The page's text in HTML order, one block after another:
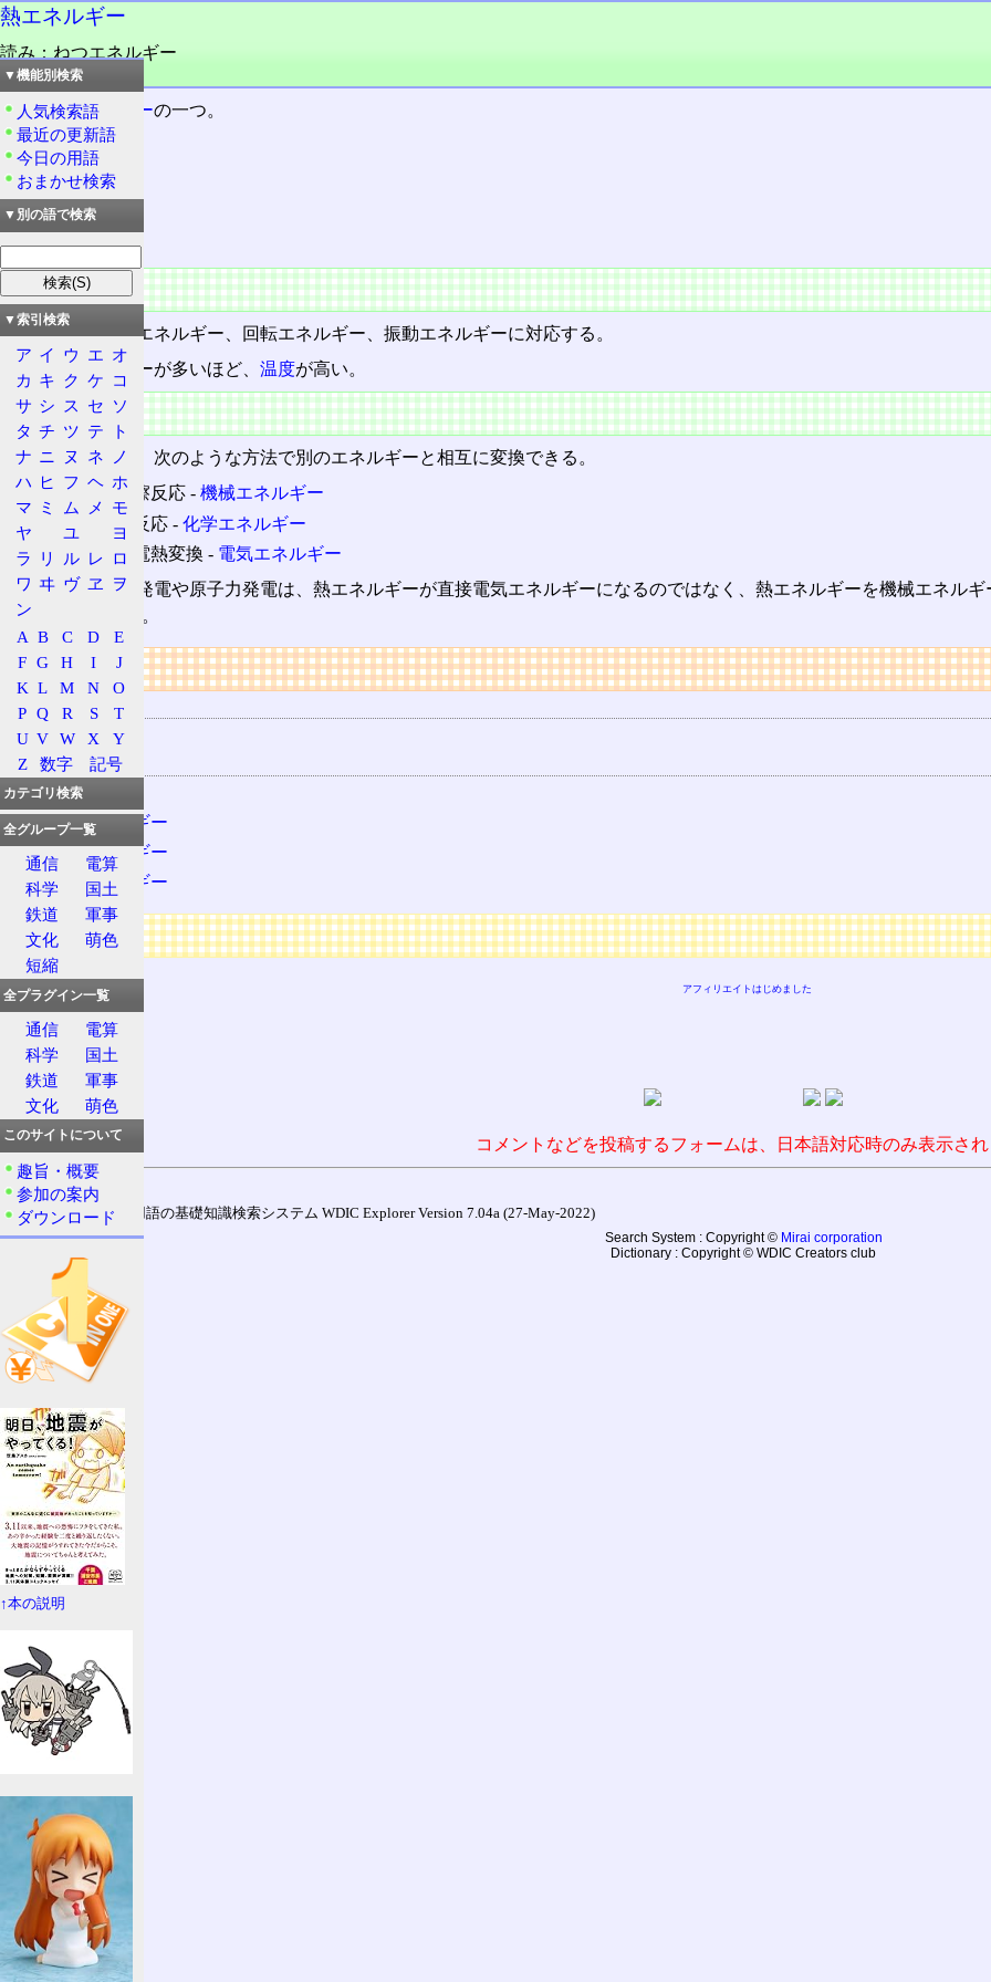
熱エネルギー
読み：ねつエネルギー
品詞：名詞
工学的エネルギーの一つ。
目次
概要
特徴
概要
物質粒子の並進エネルギー、回転エネルギー、振動エネルギーに対応する。
持つ熱エネルギーが多いほど、温度が高い。
特徴
熱エネルギーは、次のような方法で別のエネルギーと相互に変換できる。
熱機関・摩擦反応 ‐ 機械エネルギー
発熱・吸熱反応 ‐ 化学エネルギー
熱電変換・電熱変換 ‐ 電気エネルギー
ちなみに、火力発電や原子力発電は、熱エネルギーが直接電気エネルギーになるのではなく、熱エネルギーを機械エネル
で発電としている。
リンク
用語の所属
エネルギー
関連する用語
熱
機械エネルギー
化学エネルギー
電気エネルギー
広告
アフィリエイトはじめました
コメントなどを投稿するフォームは、日本語対応時のみ表示さ
通信用語の基礎知識検索システム WDIC Explorer Version 7.04a (27-May-2022)
Search System : Copyright © Mirai corporation
Dictionary : Copyright © WDIC Creators club
▼機能別検索
人気検索語
最近の更新語
今日の用語
おまかせ検索
▼別の語で検索
▼索引検索
ア イ ウ エ オ
カ キ ク ケ コ
サ シ ス セ ソ
タ チ ツ テ
ト
ナ ニ ヌ ネ
ノ
ハ ヒ フ ヘ ホ
マ ミ ム メ
モ
ヤ
ユ
ヨ
ラ
リ ル レ ロ
ワ ヰ ヴ ヱ
ヲ
ン
A B C D
E
F G H I
J
K L M N
O
P Q R S
T
U V W X
Y
Z
数字 記号
カテゴリ検索
全グループ一覧
通信
電算
科学
国土
鉄道
軍事
文化
萌色
短縮
全プラグイン一覧
通信
電算
科学
国土
鉄道
軍事
文化
萌色
このサイトについて
趣旨・概要
参加の案内
ダウンロード
↑本の説明